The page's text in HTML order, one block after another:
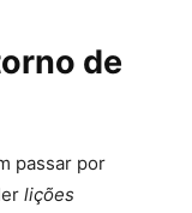
de
passar por
lições